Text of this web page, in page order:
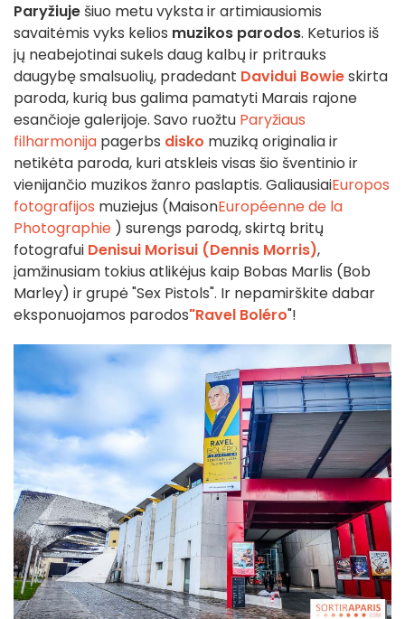
Paryžiuje šiuo metu vyksta ir artimiausiomis
savaitėmis vyks kelios muzikos parodos. Keturios iš
jų neabejotinai sukels daug kalbų ir pritrauks
daugybę smalsuolių, pradedant Davidui Bowieskirta
paroda, kurią bus galima pamatyti Marais rajone
esančioje galerijoje. Savo ruožtu Paryžiaus
filharmonija pagerbs disko muziką originalia ir
netikėta paroda, kuri atskleis visas šio šventinio ir
vienijančio muzikos žanro paslaptis. GaliausiaiEuropos
fotografijos muziejus (MaisonEuropéenne de la
Photographie ) surengs parodą, skirtą britų
fotografui Denisui Morisui (Dennis Morris),
įamžinusiam tokius atlikėjus kaip Bobas Marlis (Bob
Marley) ir grupė "Sex Pistols". Ir nepamirškite dabar
eksponuojamos parodos"Ravel Boléro"!